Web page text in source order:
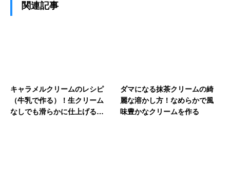
関連記事
キャラメルクリームのレシピ
（牛乳で作る）！生クリーム
なしでも滑らかに仕上げる方
ダマになる抹茶クリームの綺
麗な溶かし方！なめらかで風
味豊かなクリームを作る